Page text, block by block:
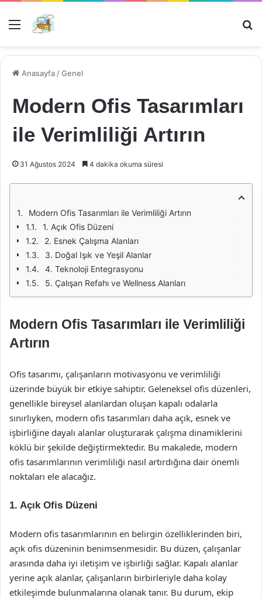
Menü
Anasayfa /Genel
Modern Ofis Tasarımları
ile Verimliliği Artırın
31 Ağustos 2024 4 dakika okuma süresi
Modern Ofis Tasarımları ile Verimliliği Artırın
1. Açık Ofis Düzeni
2. Esnek Çalışma Alanları
3. Doğal Işık ve Yeşil Alanlar
4. Teknoloji Entegrasyonu
5. Çalışan Refahı ve Wellness Alanları
Modern Ofis Tasarımları ile Verimliliği
Artırın
Ofis tasarımı, çalışanların motivasyonu ve verimliliği
üzerinde büyük bir etkiye sahiptir. Geleneksel ofis düzenleri,
genellikle bireysel alanlardan oluşan kapalı odalarla
sınırlıyken, modern ofis tasarımları daha açık, esnek ve
işbirliğine dayalı alanlar oluşturarak çalışma dinamiklerini
köklü bir şekilde değiştirmektedir. Bu makalede, modern
ofis tasarımlarının verimliliği nasıl artırdığına dair önemli
noktaları ele alacağız.
1. Açık Ofis Düzeni
Modern ofis tasarımlarının en belirgin özelliklerinden biri,
açık ofis düzeninin benimsenmesidir. Bu düzen, çalışanlar
arasında daha iyi iletişim ve işbirliği sağlar. Kapalı alanlar
yerine açık alanlar, çalışanların birbirleriyle daha kolay
etkileşimde bulunmalarına olanak tanır. Bu durum, ekip